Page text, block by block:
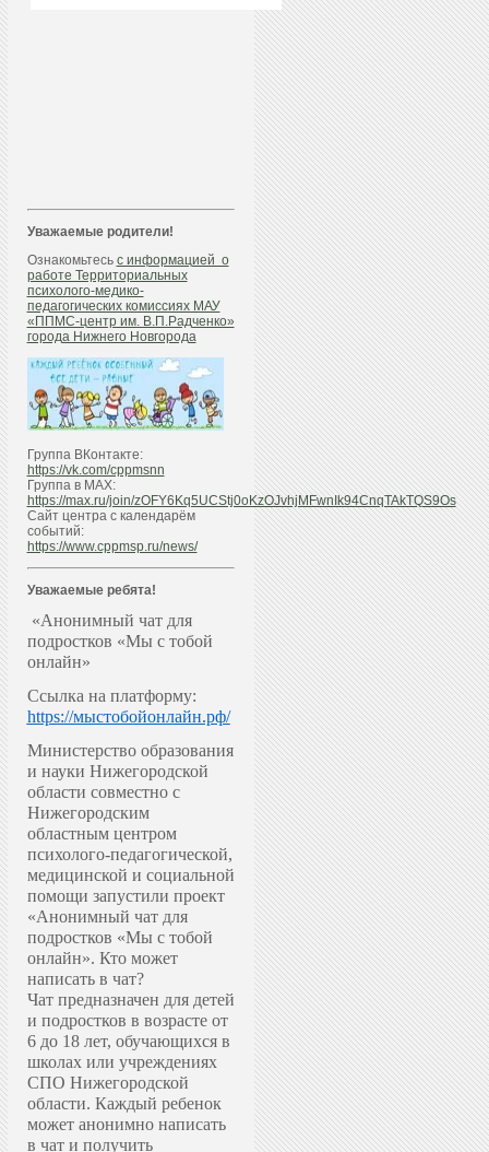
Уважаемые родители!
Ознакомьтесь с информацией о
работе Территориальных
психолого-медико-
педагогических комиссиях МАУ
«ППМС-центр им. В.П.Радченко»
города Нижнего Новгорода
Группа ВКонтакте:
https://vk.com/cppmsnn
Группа в МАХ:
https://max.ru/join/zOFY6Kq5UCStj0oKzOJvhjMFwnIk94CnqTAkTQS9Os
Сайт центра с календарём
событий:
https://www.cppmsp.ru/news/
Уважаемые ребята!
«Анонимный чат для
подростков «Мы с тобой
онлайн»
Ссылка на платформу:
https://мыстобойонлайн.рф/
Министерство образования
и науки Нижегородской
области совместно с
Нижегородским
областным центром
психолого-педагогической,
медицинской и социальной
помощи запустили проект
«Анонимный чат для
подростков «Мы с тобой
онлайн». Кто может
написать в чат?
Чат предназначен для детей
и подростков в возрасте от
6 до 18 лет, обучающихся в
школах или учреждениях
СПО Нижегородской
области. Каждый ребенок
может анонимно написать
в чат и получить